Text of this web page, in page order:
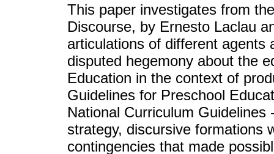
This paper investigates from
Discourse, by Ernesto Laclau
articulations of different agents
disputed hegemony about the
Education in the context of
Guidelines for Preschool
National Curriculum
strategy, discursive formations
contingencies that made